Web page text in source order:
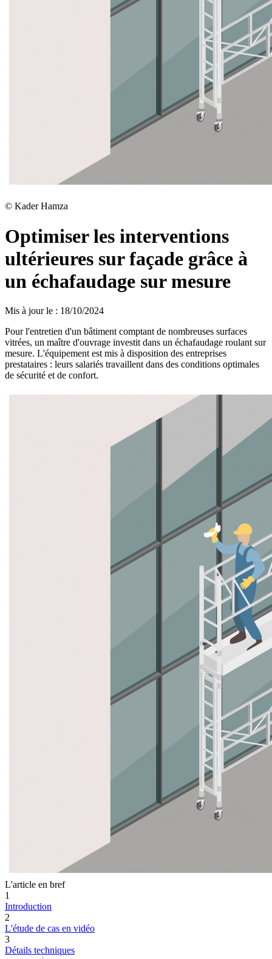
© Kader Hamza
Optimiser les interventions
ultérieures sur façade grâce à
un échafaudage sur mesure
Mis à jour le : 18/10/2024
Pour l'entretien d'un bâtiment comptant de nombreuses surfaces
vitrées, un maître d'ouvrage investit dans un échafaudage roulant sur
mesure. L'équipement est mis à disposition des entreprises
prestataires : leurs salariés travaillent dans des conditions optimales
de sécurité et de confort.
L'article en bref
1
Introduction
2
L'étude de cas en vidéo
3
Détails techniques